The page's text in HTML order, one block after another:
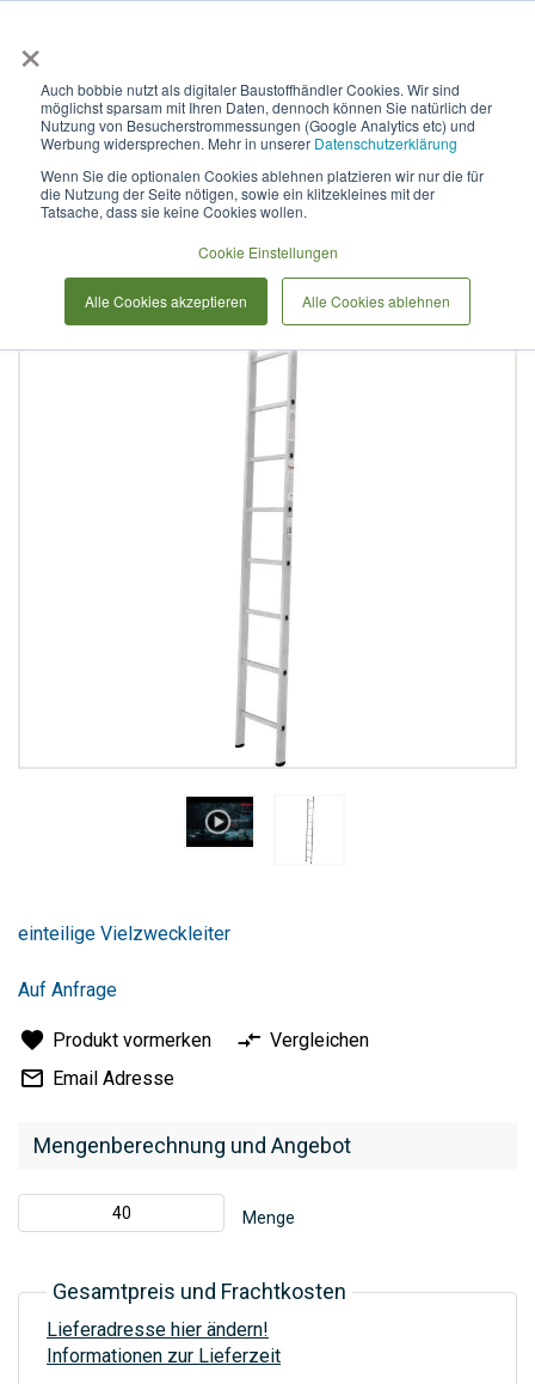
×
Auch bobbie nutzt als digitaler Baustoffhändler Cookies. Wir sind
möglichst sparsam mit Ihren Daten, dennoch können Sie natürlich der
Nutzung von Besucherstrommessungen (Google Analytics etc) und
Werbung widersprechen. Mehr in unserer Datenschutzerklärung
Wenn Sie die optionalen Cookies ablehnen platzieren wir nur die für
die Nutzung der Seite nötigen, sowie ein klitzekleines mit der
Tatsache, dass sie keine Cookies wollen.
Cookie Einstellungen
Alle Cookies akzeptieren Alle Cookies ablehnen
Sprossenleiter aus
Aluminium, einteilig, NV1210
1х21
der
springen
Mengenberechnung und Angebot
Menge
Gesamtpreis und Frachtkosten
Lieferadresse hier ändern!
Informationen zur Lieferzeit
einteilige Vielzweckleiter
Auf Anfrage
Produkt vormerken
Vergleichen
Email Adresse